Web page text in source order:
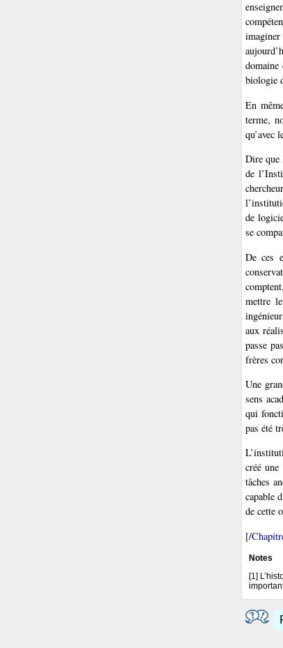
biologie
En
terme,
qu’avec
Dire que
de
de
se
De ces
mettre
aux
passe
frères
Une
sens
qui
pas été
créé
tâches
capable
de cette
[/
Notes
[1]